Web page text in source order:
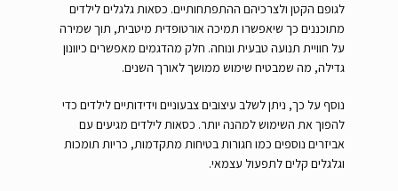
לגופם הקטן ולצרכיהם ההתפתחותיים. כסאות גלגלים לילדים
מתוכננים כך שיאפשרו תמיכה אורטופדית מיטבית, תוך שמירה
על חוויית תנועה טבעית ונוחה. חלק מהדגמים מאפשרים כיוונון
גדילה, מה שמבטיח שימוש ממושך לאורך השנים.
נוסף על כך, ניתן לשלב עיצובים צבעוניים וידידותיים לילדים כדי
להפוך את השימוש למהנה יותר. כסאות לילדים מגיעים עם
אביזרים נוספים כמו חגורות בטיחות מתקדמות, כריות תומכות
וגלגלים קלים לתפעול עצמאי.